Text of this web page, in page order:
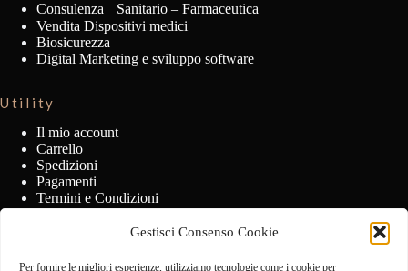
Gestisci Consenso Cookie
Per fornire le migliori esperienze, utilizziamo tecnologie come i cookie per
Consulenza Sanitario – Farmaceutica
Vendita Dispositivi medici
Biosicurezza
Digital Marketing e sviluppo software
Utility
Il mio account
Carrello
Spedizioni
Pagamenti
Termini e Condizioni